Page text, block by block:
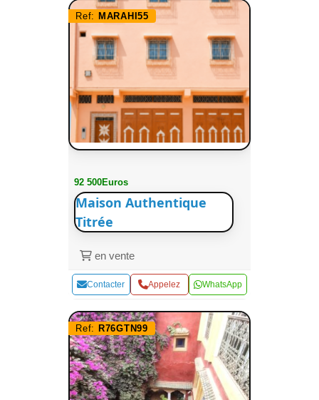
Ref: MARAHI55
92 500Euros
Maison Authentique
Titrée
en vente
Contacter Appelez WhatsApp
Ref: R76GTN99